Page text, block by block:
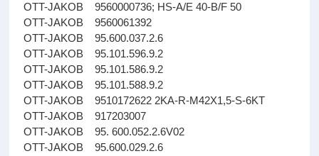
OTT-JAKOB 9560000736; HS-A/E 40-B/F 50
OTT-JAKOB 9560061392
OTT-JAKOB 95.600.037.2.6
OTT-JAKOB 95.101.596.9.2
OTT-JAKOB 95.101.586.9.2
OTT-JAKOB 95.101.588.9.2
OTT-JAKOB 9510172622 2KA-R-M42X1,5-S-6KT
OTT-JAKOB 917203007
OTT-JAKOB 95. 600.052.2.6V02
OTT-JAKOB 95.600.029.2.6